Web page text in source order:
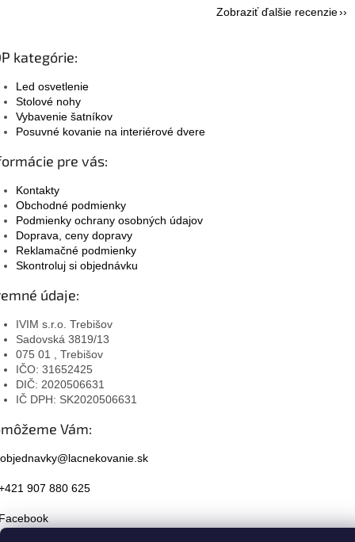
Zobraziť ďalšie recenzie
kategórie:
Led osvetlenie
Stolové nohy
Vybavenie šatníkov
Posuvné kovanie na interiérové dvere
pre vás:
Kontakty
Obchodné podmienky
Podmienky ochrany osobných údajov
Doprava, ceny dopravy
Reklamačné podmienky
Skontroluj si objednávku
údaje:
IVIM s.r.o. Trebišov
Sadovská 3819/13
075 01 , Trebišov
IČO: 31652425
DIČ: 2020506631
IČ DPH: SK2020506631
Vám:
objednavky@lacnekovanie.sk
907 880 625